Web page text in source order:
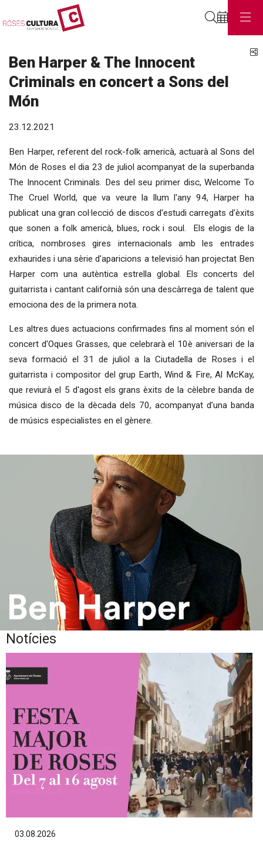
Ben Harper & The Innocent
Criminals en concert a Sons del
Món
23.12.2021
Ben Harper, referent del rock-folk americà, actuarà al Sons del
Món de Roses el dia 23 de juliol acompanyat de la superbanda
The Innocent Criminals. Des del seu primer disc, Welcome To
The Cruel World, que va veure la llum l'any 94, Harper ha
publicat una gran col·lecció de discos d'estudi carregats d'èxits
que sonen a folk americà, blues, rock i soul. Els elogis de la
crítica, nombroses gires internacionals amb les entrades
exhaurides i una sèrie d'aparicions a televisió han projectat Ben
Harper com una autèntica estrella global. Els concerts del
guitarrista i cantant californià són una descàrrega de talent que
emociona des de la primera nota.
Les altres dues actuacions confirmades fins al moment són el
concert d'Oques Grasses, que celebrarà el 10è aniversari de la
seva formació el 31 de juliol a la Ciutadella de Roses i el
guitarrista i compositor del grup Earth, Wind & Fire, Al McKay,
que reviurà el 5 d'agost els grans èxits de la cèlebre banda de
música disco de la dècada dels 70, acompanyat d’una banda
de músics especialistes en el gènere.
Diapositiva 1 de 1
Notícies
03.08.2026